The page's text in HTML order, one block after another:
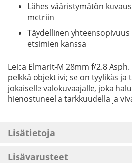
Lähes vääristymätön
metriin
Täydellinen
etsimien kanssa
Leica Elmarit-M 28mm f/2.8
pelkkä objektiivi; se on tyylikäs ja
jokaiselle valokuvaajalle, joka
hienostuneella tarkkuudella ja
Lisätietoja
Lisävarusteet